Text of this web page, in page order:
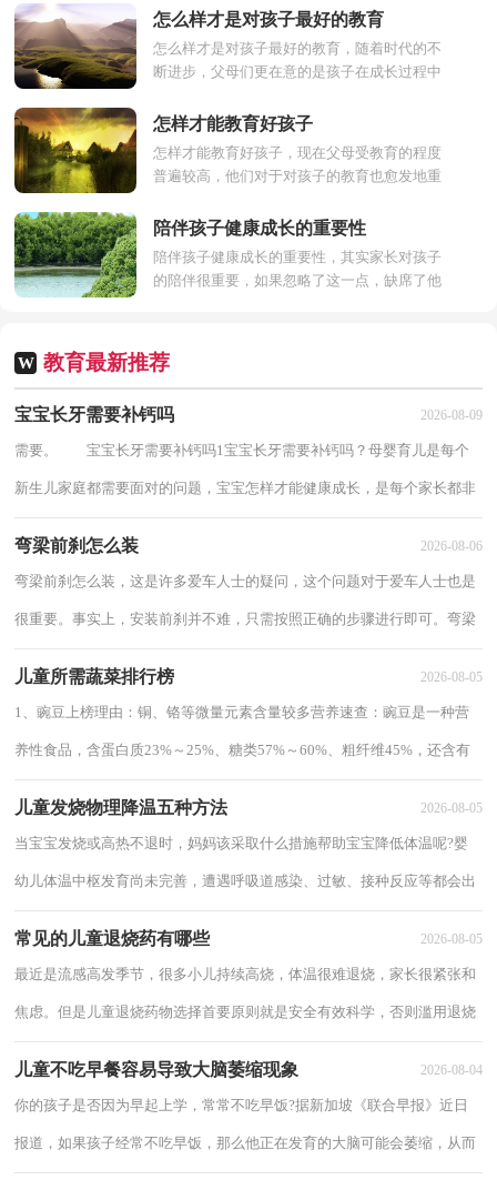
些策略， 不可以逼迫孩...
怎么样才是对孩子最好的教育
怎么样才是对孩子最好的教育，随着时代的不
断进步，父母们更在意的是孩子在成长过程中
样才是对孩子最...
怎样才能教育好孩子
怎样才能教育好孩子，现在父母受教育的程度
普遍较高，他们对于对孩子的教育也愈发地重
在每个家庭中都有这...
陪伴孩子健康成长的重要性
陪伴孩子健康成长的重要性，其实家长对孩子
的陪伴很重要，如果忽略了这一点，缺席了他
W 教育最新推荐
宝宝长牙需要补钙吗 2026-08-09
需要。 宝宝长牙需要补钙吗1宝宝长牙需要补钙吗？母婴育儿是每个
新生儿家庭都需要面对的问题，宝宝怎样才能健康成长，是每个家长都非
弯梁前刹怎么装 2026-08-06
弯梁前刹怎么装，这是许多爱车人士的疑问，这个问题对于爱车人士也是
很重要。事实上，安装前刹并不难，只需按照正确的步骤进行即可。弯梁
儿童所需蔬菜排行榜 2026-08-05
1、豌豆上榜理由：铜、铬等微量元素含量较多营养速查：豌豆是一种营
养性食品，含蛋白质23%～25%、糖类57%～60%、粗纤维45%，还含有
儿童发烧物理降温五种方法 2026-08-05
当宝宝发烧或高热不退时，妈妈该采取什么措施帮助宝宝降低体温呢?婴
幼儿体温中枢发育尚未完善，遭遇呼吸道感染、过敏、接种反应等都会出
常见的儿童退烧药有哪些 2026-08-05
最近是流感高发季节，很多小儿持续高烧，体温很难退烧，家长很紧张和
焦虑。但是儿童退烧药物选择首要原则就是安全有效科学，否则滥用退烧
儿童不吃早餐容易导致大脑萎缩现象 2026-08-04
你的孩子是否因为早起上学，常常不吃早饭?据新加坡《联合早报》近日
报道，如果孩子经常不吃早饭，那么他正在发育的大脑可能会萎缩，从而